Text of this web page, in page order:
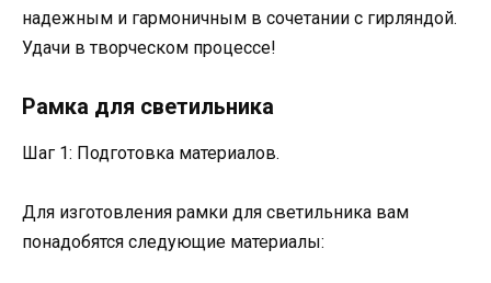
надежным и гармоничным в сочетании с гирляндой.
Удачи в творческом процессе!
Рамка для светильника
Шаг 1: Подготовка материалов.
Для изготовления рамки для светильника вам
понадобятся следующие материалы: